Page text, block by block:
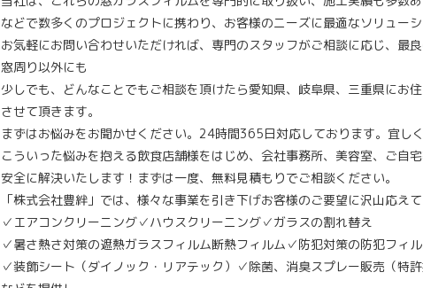
などで数多くのプロジェクトに携わり、お客様のニーズに最適なソリューシ
お気軽にお問い合わせいただければ、専門のスタッフがご相談に応じ、最
窓周り以外にも
少しでも、どんなことでもご相談を頂けたら愛知県、岐阜県、三重県にお
させて頂きます。
まずはお悩みをお聞かせください。24時間365日対応しております。宜しく
こういった悩みを抱える飲食店舗様をはじめ、会社事務所、美容室、ご自
安全に解決いたします！まずは一度、無料見積もりでご相談ください。
「株式会社豊絆」では、様々な事業を引き下げお客様のご要望に沢山応えて
✓エアコンクリーニング✓ハウスクリーニング✓ガラスの割れ替え
✓暑さ熱さ対策の遮熱ガラスフィルム断熱フィルム ✓防犯対策の防犯フィ
✓装飾シート（ダイノック・リアテック） ✓除菌、消臭スプレー販売（特許